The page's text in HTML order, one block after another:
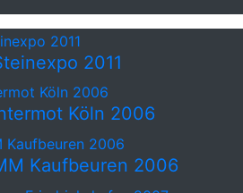
2011
Köln 2006
Kaufbeuren 2006